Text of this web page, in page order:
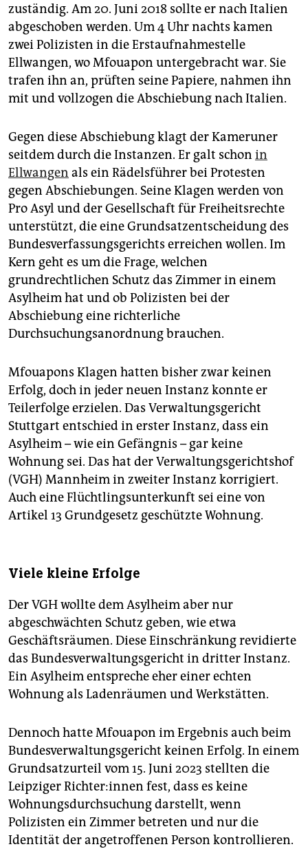
zuständig. Am 20. Juni 2018 sollte er nach Italien
abgeschoben werden. Um 4 Uhr nachts kamen
zwei Polizisten in die Erstaufnahmestelle
Ellwangen, wo Mfouapon untergebracht war. Sie
trafen ihn an, prüften seine Papiere, nahmen ihn
mit und vollzogen die Abschiebung nach Italien.
Gegen diese Abschiebung klagt der Kameruner
seitdem durch die Instanzen. Er galt schon in
Ellwangen als ein Rädelsführer bei Protesten
gegen Abschiebungen. Seine Klagen werden von
Pro Asyl und der Gesellschaft für Freiheitsrechte
unterstützt, die eine Grundsatzentscheidung des
Bundesverfassungsgerichts erreichen wollen. Im
Kern geht es um die Frage, welchen
grundrechtlichen Schutz das Zimmer in einem
Asylheim hat und ob Polizisten bei der
Abschiebung eine richterliche
Durchsuchungsanordnung brauchen.
Mfouapons Klagen hatten bisher zwar keinen
Erfolg, doch in jeder neuen Instanz konnte er
Teilerfolge erzielen. Das Verwaltungsgericht
Stuttgart entschied in erster Instanz, dass ein
Asylheim – wie ein Gefängnis – gar keine
Wohnung sei. Das hat der Verwaltungsgerichtshof
(VGH) Mannheim in zweiter Instanz korrigiert.
Auch eine Flüchtlingsunterkunft sei eine von
Artikel 13 Grundgesetz geschützte Wohnung.
Viele kleine Erfolge
Der VGH wollte dem Asylheim aber nur
abgeschwächten Schutz geben, wie etwa
Geschäftsräumen. Diese Einschränkung revidierte
das Bundesverwaltungsgericht in dritter Instanz.
Ein Asylheim entspreche eher einer echten
Wohnung als Ladenräumen und Werkstätten.
Dennoch hatte Mfouapon im Ergebnis auch beim
Bundesverwaltungsgericht keinen Erfolg. In einem
Grundsatzurteil vom 15. Juni 2023 stellten die
Leipziger Rich­te­r:in­nen fest, dass es keine
Wohnungsdurchsuchung darstellt, wenn
Polizisten ein Zimmer betreten und nur die
Identität der angetroffenen Person kontrollieren.